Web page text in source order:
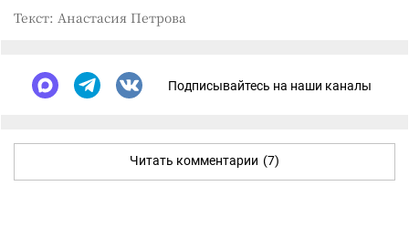
Текст: Анастасия Петрова
Подписывайтесь на наши каналы
Читать комментарии (7)